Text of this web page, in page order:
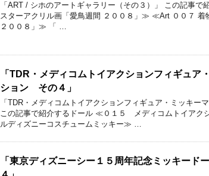
「ART / シホのアートギャラリー（その３）」 この記事
スターアクリル画「愛鳥週間 ２００８」≫ ≪Art ００７ 着
２００８」≫ 「 …
「TDR・メディコムトイアクションフィギュア
ション その４」
「TDR・メディコムトイアクションフィギュア・ミッキー
この記事で紹介するドール ≪０１５ メディコムトイアク
ルディズニーコスチュームミッキー≫ …
「東京ディズニーシー１５周年記念ミッキー